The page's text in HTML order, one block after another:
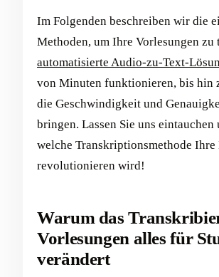
Im Folgenden beschreiben wir die
Methoden, um Ihre Vorlesungen
automatisierte Audio-zu-Text-
von Minuten funktionieren, bis hin
die Geschwindigkeit und
bringen. Lassen Sie uns
welche Transkriptionsmethode
revolutionieren wird!
Warum das
Vorlesungen alles für
verändert